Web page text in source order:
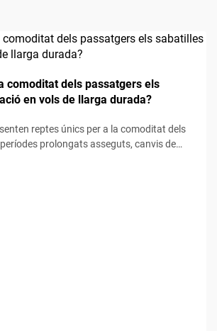
comoditat dels passatgers els
en vols de llarga durada?
reptes únics per a la comoditat dels
prolongats asseguts, canvis de